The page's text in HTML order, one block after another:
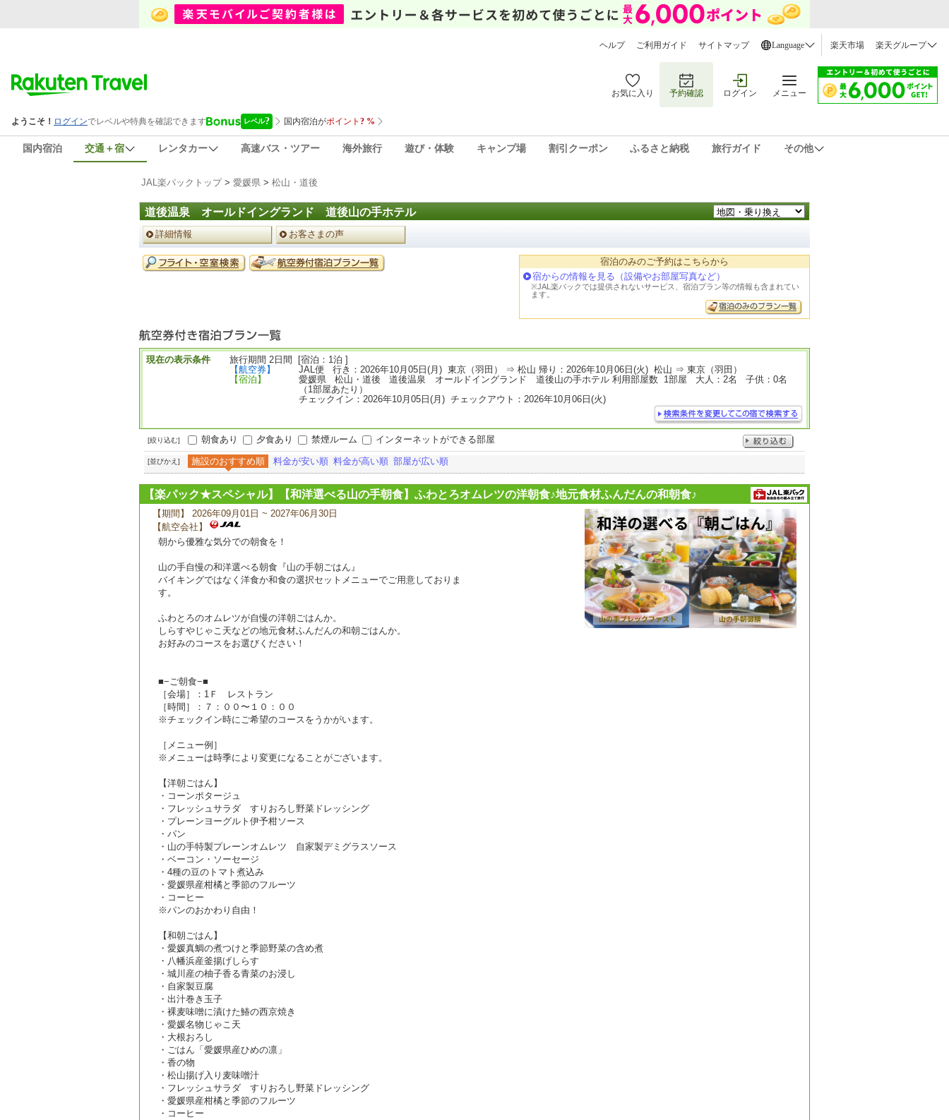
ヘルプ ご利用ガイド サイトマップ Language 楽天市場 楽天グループ
お気に入り 予約確認 ログイン メニュー
国内宿泊 交通＋宿 レンタカー 高速バス・ツアー 海外旅行 遊び・体験 キャンプ場 割引クーポン ふるさと納税 旅行ガイド その他
JAL楽パックトップ> 愛媛県 > 松山・道後
道後温泉 オールドイングランド 道後山の手ホテル
ペ
ー
ジ
メ
ニ
詳細情報 お客さまの声
予
約
宿泊のみのご予約はこちらから
宿からの情報を見る（設備やお部屋写真など）
※JAL楽パックでは提供されないサービス、宿泊プラン等の情報も含まれてい
ます。
現在の表示条件
旅行期間 2日間 [宿泊：1泊 ]
【航空券】
JAL便 行き：2026年10月05日(月) 東京（羽田） ⇒ 松山 帰り：2026年10月06日(火) 松山 ⇒ 東京（羽田）
【宿泊】
愛媛県 松山・道後 道後温泉 オールドイングランド 道後山の手ホテル 利用部屋数 1部屋 大人：2名 子供：0名
（1部屋あたり）
チェックイン：2026年10月05日(月) チェックアウト：2026年10月06日(火)
[絞り込む] 朝食あり 夕食あり 禁煙ルーム インターネットができる部屋
[並びかえ] 施設のおすすめ順 料金が安い順 料金が高い順 部屋が広い順
【楽パック★スペシャル】【和洋選べる山の手朝食】ふわとろオムレツの洋朝食♪地元食材ふんだんの和朝食♪
【期間】 2026年09月01日 ~ 2027年06月30日
【航空会社】
朝から優雅な気分での朝食を！
山の手自慢の和洋選べる朝食『山の手朝ごはん』
バイキングではなく洋食か和食の選択セットメニューでご用意しておりま
す。
ふわとろのオムレツが自慢の洋朝ごはんか。
しらすやじゃこ天などの地元食材ふんだんの和朝ごはんか。
お好みのコースをお選びください！
■−ご朝食−■
［会場］：1Ｆ レストラン
［時間］：７：００〜１０：００
※チェックイン時にご希望のコースをうかがいます。
［メニュー例］
※メニューは時季により変更になることがございます。
【洋朝ごはん】
・コーンポタージュ
・フレッシュサラダ すりおろし野菜ドレッシング
・プレーンヨーグルト伊予柑ソース
・パン
・山の手特製プレーンオムレツ 自家製デミグラスソース
・ベーコン・ソーセージ
・4種の豆のトマト煮込み
・愛媛県産柑橘と季節のフルーツ
・コーヒー
※パンのおかわり自由！
【和朝ごはん】
・愛媛真鯛の煮つけと季節野菜の含め煮
・八幡浜産釜揚げしらす
・城川産の柚子香る青菜のお浸し
・自家製豆腐
・出汁巻き玉子
・裸麦味噌に漬けた鰆の西京焼き
・愛媛名物じゃこ天
・大根おろし
・ごはん「愛媛県産ひめの凛」
・香の物
・松山揚げ入り麦味噌汁
・フレッシュサラダ すりおろし野菜ドレッシング
・愛媛県産柑橘と季節のフルーツ
・コーヒー